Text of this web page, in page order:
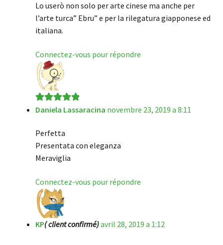
Lo userò non solo per arte cinese ma anche per
l’arte turca” Ebru” e per la rilegatura giapponese ed
italiana.
Connectez-vous pour répondre
Note5sur 5
Daniela Lassaracina novembre 23, 2019 a 8:11
Perfetta
Presentata con eleganza
Meraviglia
Connectez-vous pour répondre
KP( client confirmé)avril 28, 2019 a 1:12